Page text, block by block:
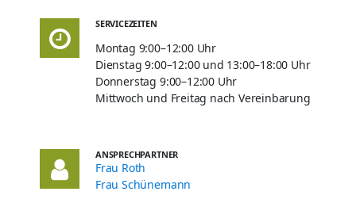
SERVICEZEITEN
Montag 9:00–12:00 Uhr
Dienstag 9:00–12:00 und 13:00–18:00 Uhr
Donnerstag 9:00–12:00 Uhr
Mittwoch und Freitag nach Vereinbarung
ANSPRECHPARTNER
Frau Roth
Frau Schünemann